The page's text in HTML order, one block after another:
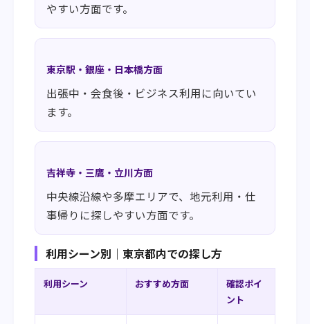
やすい方面です。
東京駅・銀座・日本橋方面
出張中・会食後・ビジネス利用に向いてい
ます。
吉祥寺・三鷹・立川方面
中央線沿線や多摩エリアで、地元利用・仕
事帰りに探しやすい方面です。
利用シーン別｜東京都内での探し方
利用シーン おすすめ方面
確認ポイ
ント